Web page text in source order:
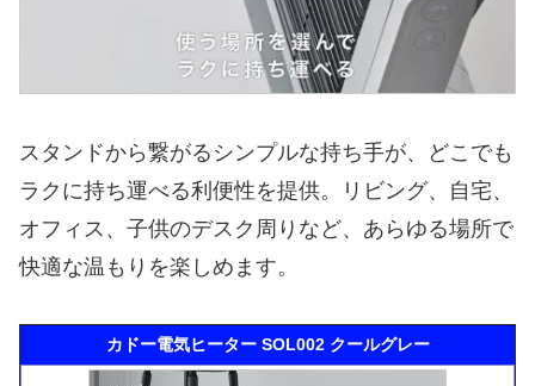
スタンドから繋がるシンプルな持ち手が、どこでも
ラクに持ち運べる利便性を提供。リビング、自宅、
オフィス、子供のデスク周りなど、あらゆる場所で
快適な温もりを楽しめます。
カドー電気ヒーター SOL002 クールグレー